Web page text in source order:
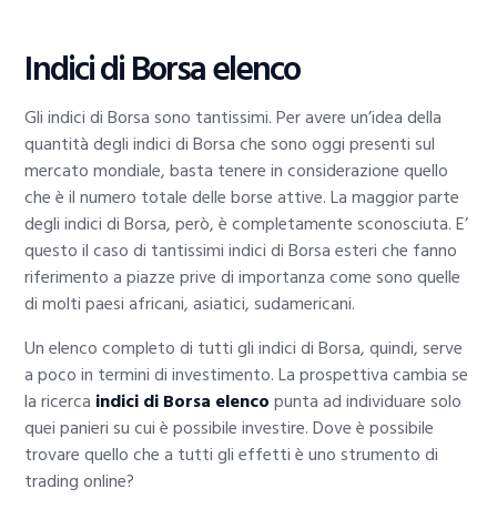
Indici di Borsa elenco
Gli indici di Borsa sono tantissimi. Per avere un’idea della
quantità degli indici di Borsa che sono oggi presenti sul
mercato mondiale, basta tenere in considerazione quello
che è il numero totale delle borse attive. La maggior parte
degli indici di Borsa, però, è completamente sconosciuta. E’
questo il caso di tantissimi indici di Borsa esteri che fanno
riferimento a piazze prive di importanza come sono quelle
di molti paesi africani, asiatici, sudamericani.
Un elenco completo di tutti gli indici di Borsa, quindi, serve
a poco in termini di investimento. La prospettiva cambia se
la ricerca indici di Borsa elencopunta ad individuare solo
quei panieri su cui è possibile investire. Dove è possibile
trovare quello che a tutti gli effetti è uno strumento di
trading online?